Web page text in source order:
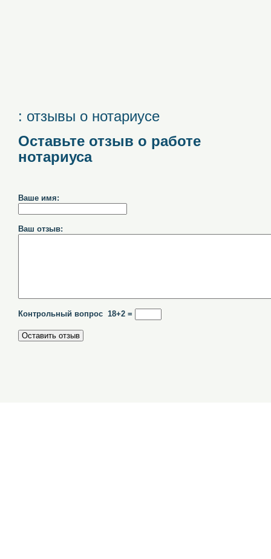
: отзывы о нотариусе
Оставьте отзыв о работе
нотариуса
Ваше имя:
Ваш отзыв:
Контрольный вопрос 18+2 =